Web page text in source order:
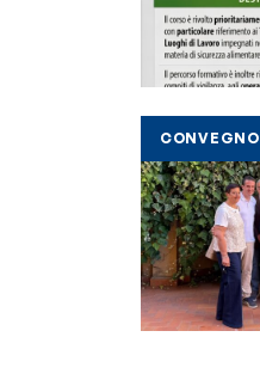
CONVEGNO